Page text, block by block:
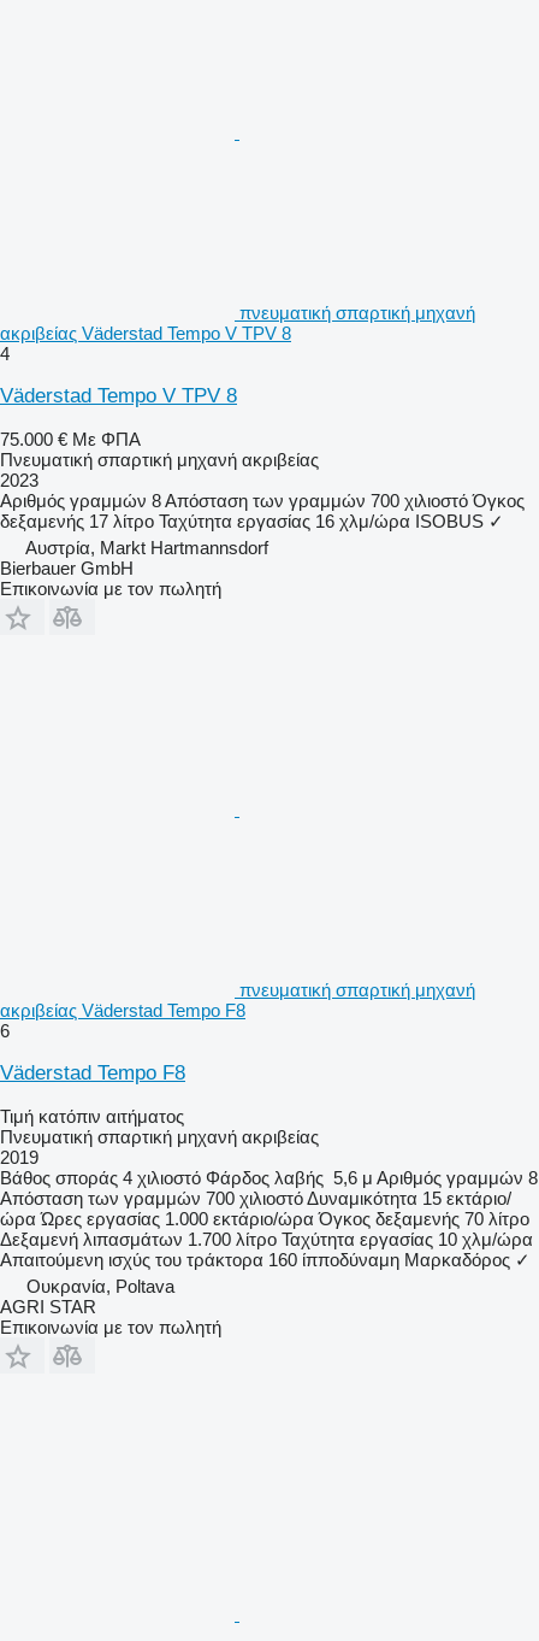
πνευματική σπαρτική μηχανή
ακριβείας Väderstad Tempo V TPV 8
4
Väderstad Tempo V TPV 8
75.000 € Με ΦΠΑ
Πνευματική σπαρτική μηχανή ακριβείας
2023
Αριθμός γραμμών 8Απόσταση των γραμμών 700 χιλιοστό Όγκος
δεξαμενής 17 λίτρο Ταχύτητα εργασίας 16 χλμ/ώρα ISOBUS ✓
Αυστρία, Markt Hartmannsdorf
Bierbauer GmbH
Επικοινωνία με τον πωλητή
πνευματική σπαρτική μηχανή
ακριβείας Väderstad Tempo F8
6
Väderstad Tempo F8
Τιμή κατόπιν αιτήματος
Πνευματική σπαρτική μηχανή ακριβείας
2019
Βάθος σποράς 4 χιλιοστό Φάρδος λαβής 5,6 μ Αριθμός γραμμών 8
Απόσταση των γραμμών 700 χιλιοστόΔυναμικότητα 15 εκτάριο/
ώρα Ώρες εργασίας 1.000 εκτάριο/ώρα Όγκος δεξαμενής 70 λίτρο
Δεξαμενή λιπασμάτων 1.700 λίτρο Ταχύτητα εργασίας 10 χλμ/ώρα
Απαιτούμενη ισχύς του τράκτορα 160 ίπποδύναμη Μαρκαδόρος ✓
Ουκρανία, Poltava
AGRI STAR
Επικοινωνία με τον πωλητή